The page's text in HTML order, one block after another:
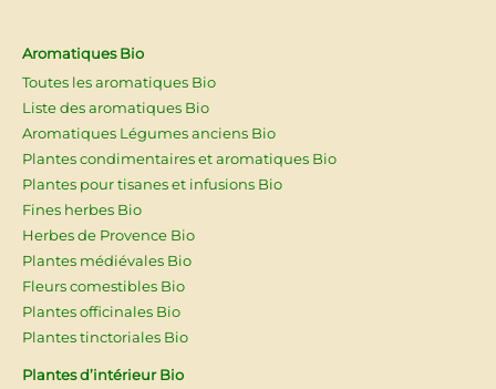
Aromatiques Bio
Toutes les aromatiques Bio
Liste des aromatiques Bio
Aromatiques Légumes anciens Bio
Plantes condimentaires et aromatiques Bio
Plantes pour tisanes et infusions Bio
Fines herbes Bio
Herbes de Provence Bio
Plantes médiévales Bio
Fleurs comestibles Bio
Plantes officinales Bio
Plantes tinctoriales Bio
Plantes d’intérieur Bio